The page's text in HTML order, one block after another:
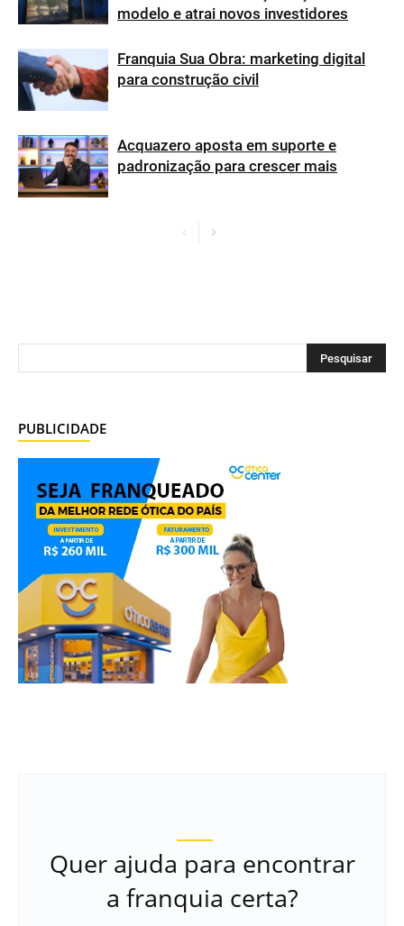
modelo e atrai novos investidores
Franquia Sua Obra: marketing digital
para construção civil
Acquazero aposta em suporte e
padronização para crescer mais
PUBLICIDADE
Quer ajuda para encontrar
a franquia certa?